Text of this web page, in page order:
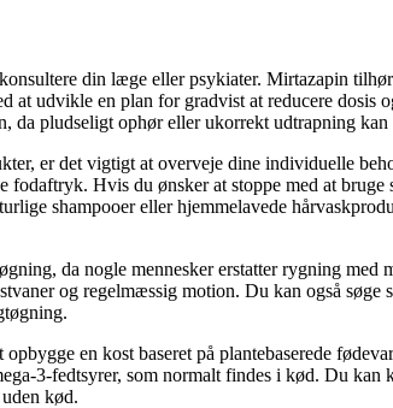
din læge eller psykiater. Mirtazapin
udvikle en plan for gradvist at reducere dosis
pludseligt ophør eller ukorrekt udtrapning
er det vigtigt at overveje dine individuelle
Hvis du ønsker at stoppe med at
shampooer eller hjemmelavede
da nogle mennesker erstatter rygning
og regelmæssig motion. Du kan også
en kost baseret på plantebaserede
3-fedtsyrer, som normalt findes i kød. Du
kød.